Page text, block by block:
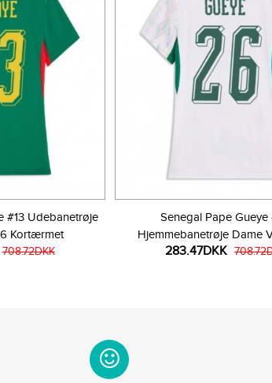
#13 Udebanetrøje
Kortærmet
708.72DKK
Senegal Pape Gueye
Hjemmebanetrøje Dame
Kortærmet
283.47DKK